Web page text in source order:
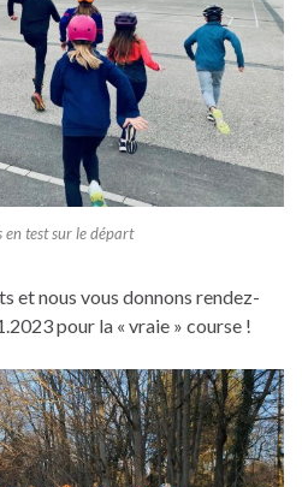
en test sur le départ
et nous vous donnons rendez-
pour la « vraie » course !